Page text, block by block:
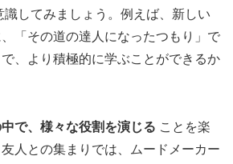
識してみましょう。例えば、新しい
「その道の達人になったつもり」で
、より積極的に学ぶことができるか
中で、様々な役割を演じる ことを楽
人との集まりでは、ムードメーカー